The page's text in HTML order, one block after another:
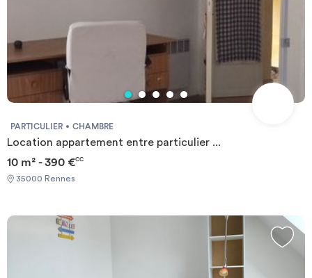
PARTICULIER CHAMBRE
Location appartement entre particulier ...
10 m² - 390 €CC
35000 Rennes